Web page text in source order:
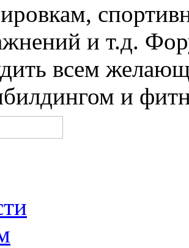
и т.д.
всем
и